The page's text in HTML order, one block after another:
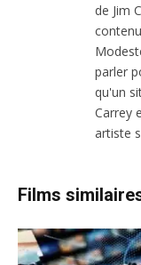
de Jim
parler
qu'un
Carrey
artiste
Films